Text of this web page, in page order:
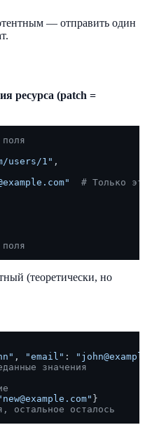
— отправить один
ресурса (patch =
users/1" ,
# Только
(теоретически, но
, "email" :
значения
остальное осталось